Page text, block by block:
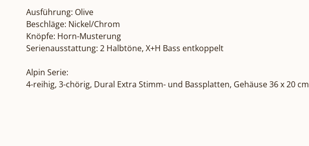
Ausführung: Olive
Beschläge: Nickel/Chrom
Knöpfe: Horn-Musterung
Serienausstattung: 2 Halbtöne, X+H Bass entkoppelt
Alpin Serie:
4-reihig, 3-chörig, Dural Extra Stimm- und Bassplatten, Gehäuse 36 x 20 cm